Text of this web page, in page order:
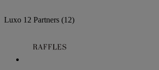
Luxo 12 Partners (12)